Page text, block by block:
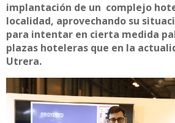
implantación de un complejo
localidad, aprovechando su
para intentar en cierta medida
plazas hoteleras que en la
Utrera.